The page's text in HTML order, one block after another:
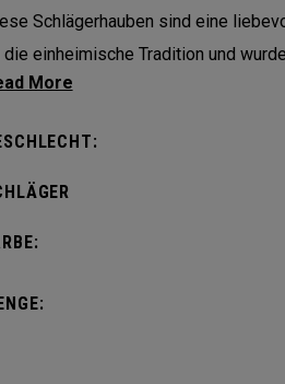
Schlägerhauben sind eine
die einheimische Tradition und
Cowgirl-Stiefeln inspiriert,